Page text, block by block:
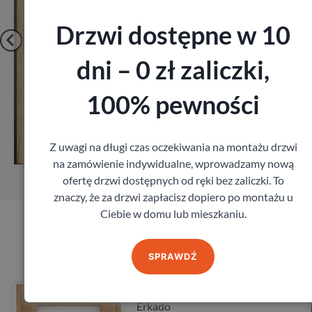
Zobacz
Zamów pomiar
Produkty marki Erkado
Erkado
Drzwi dostępne w 10
dni – 0 zł zaliczki,
100% pewności
Z uwagi na długi czas oczekiwania na montażu drzwi
na zamówienie indywidualne, wprowadzamy nową
ofertę drzwi dostępnych od ręki bez zaliczki. To
znaczy, że za drzwi zapłacisz dopiero po montażu u
Ciebie w domu lub mieszkaniu.
SPRAWDŹ